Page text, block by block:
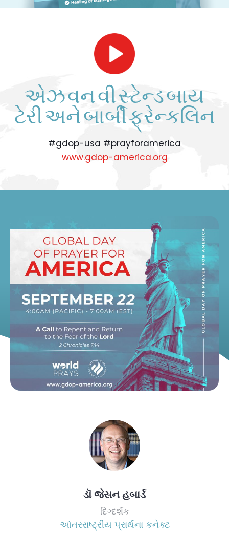
એઝ વન વી સ્ટેન્ડ બાય
ટેરી અને બાર્બી ફ્રેન્કલિન
#gdop-usa #prayforamerica
www.gdop-america.org
ડૉ જેસન હબાર્ડ
દિગ્દર્શક
આંતરરાષ્ટ્રીય પ્રાર્થના કનેક્ટ